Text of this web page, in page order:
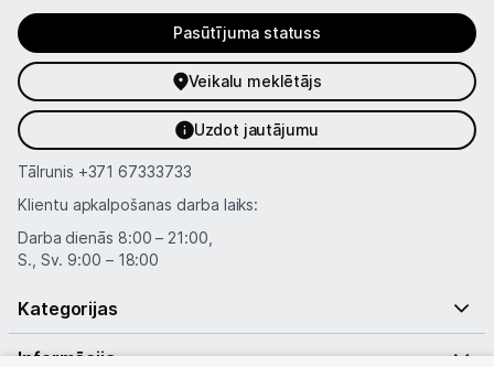
Pasūtījuma statuss
Veikalu meklētājs
Uzdot jautājumu
Tālrunis +371 67333733
Klientu apkalpošanas darba laiks:
Darba dienās 8:00 – 21:00,
S., Sv. 9:00 – 18:00
Kategorijas
Informācija